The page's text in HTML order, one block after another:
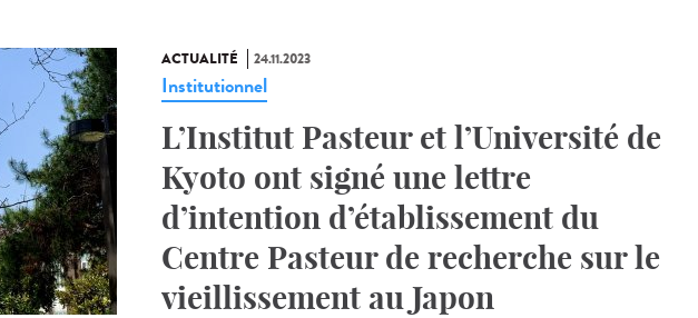
ACTUALITÉ 24.11.2023
Institutionnel
L’Institut Pasteur et l’Université de
Kyoto ont signé une lettre
d’intention d’établissement du
Centre Pasteur de recherche sur le
vieillissement au Japon